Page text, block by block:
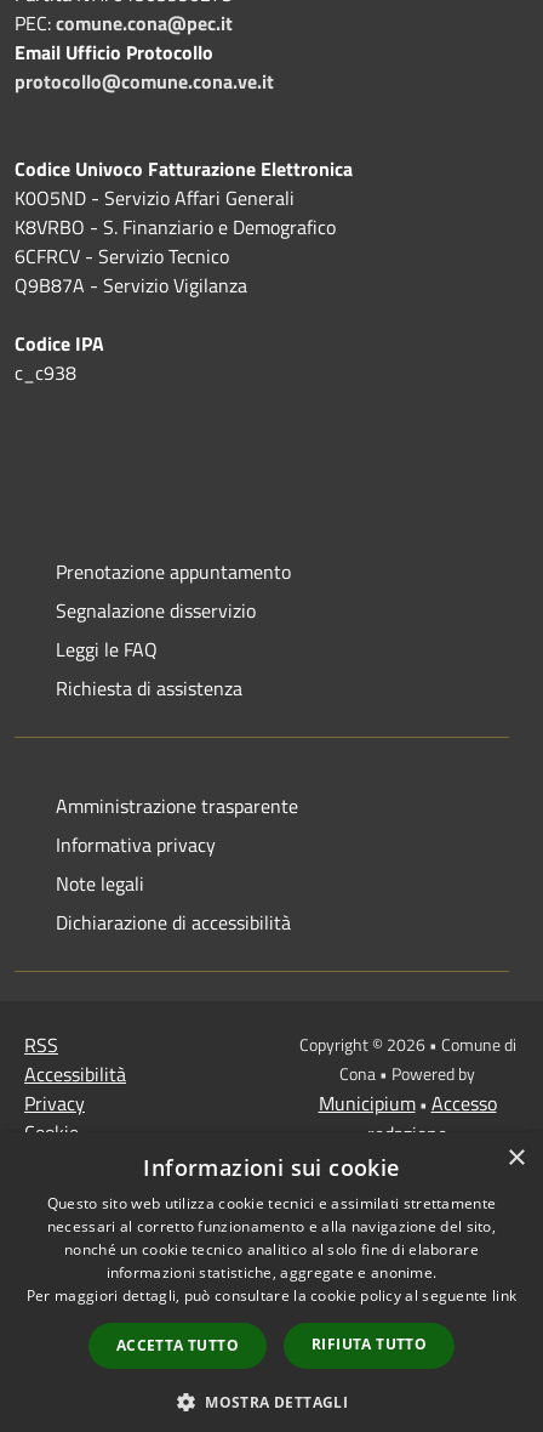
PEC:comune.cona@pec.it
Email Ufficio Protocollo
protocollo@comune.cona.ve.it
Codice Univoco Fatturazione Elettronica
K0O5ND - Servizio Affari Generali
K8VRBO - S. Finanziario e Demografico
6CFRCV - Servizio Tecnico
Q9B87A - Servizio Vigilanza
Codice IPA
c_c938
Prenotazione appuntamento
Segnalazione disservizio
Leggi le FAQ
Richiesta di assistenza
Amministrazione trasparente
Informativa privacy
Note legali
Dichiarazione di accessibilità
RSS
Accessibilità
Privacy
Cookie
MISSIONE 2 Rivoluzione
verde e transizione
ecologica
Missione 1 -
Digitalizzazione,
innovazione,
competitività, cultura e
Copyright © 2026 • Comune di
Cona • Powered by
Municipium• Accesso
redazione
×
Informazioni sui cookie
Questo sito web utilizza cookie tecnici e assimilati strettamente
necessari al corretto funzionamento e alla navigazione del sito,
nonché un cookie tecnico analitico al solo fine di elaborare
informazioni statistiche, aggregate e anonime.
Per maggiori dettagli, può consultare la cookie policy al seguente link
ACCETTA TUTTO RIFIUTA TUTTO
MOSTRA DETTAGLI